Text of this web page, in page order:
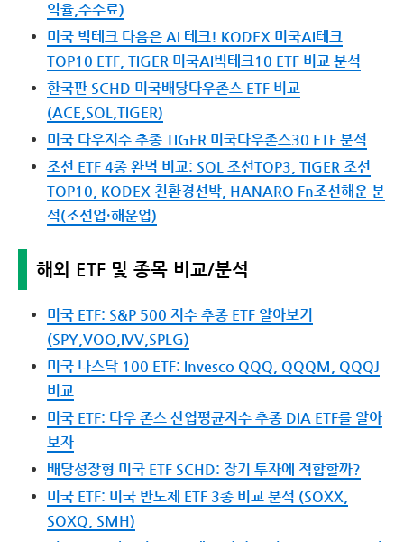
익율,수수료)
미국 빅테크 다음은 AI 테크! KODEX 미국AI테크
TOP10 ETF, TIGER 미국AI빅테크10 ETF 비교 분석
한국판 SCHD 미국배당다우존스 ETF 비교
(ACE,SOL,TIGER)
미국 다우지수 추종 TIGER 미국다우존스30 ETF 분석
조선 ETF 4종 완벽 비교: SOL 조선TOP3, TIGER 조선
TOP10, KODEX 친환경선박, HANARO Fn조선해운 분
석(조선업·해운업)
해외 ETF 및 종목 비교/분석
미국 ETF: S&P 500 지수 추종 ETF 알아보기
(SPY,VOO,IVV,SPLG)
미국 나스닥 100 ETF: Invesco QQQ, QQQM, QQQJ
비교
미국 ETF: 다우 존스 산업평균지수 추종 DIA ETF를 알아
보자
배당성장형 미국 ETF SCHD: 장기 투자에 적합할까?
미국 ETF: 미국 반도체 ETF 3종 비교 분석 (SOXX,
SOXQ, SMH)